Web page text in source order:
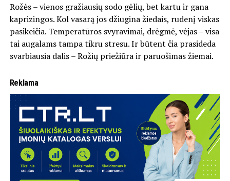
Rožės – vienos gražiausių sodo gėlių, bet kartu ir gana
kaprizingos. Kol vasarą jos džiugina žiedais, rudenį viskas
pasikeičia. Temperatūros svyravimai, drėgmė, vėjas – visa
tai augalams tampa tikru stresu. Ir būtent čia prasideda
svarbiausia dalis – Rožių priežiūra ir paruošimas žiemai.
Reklama